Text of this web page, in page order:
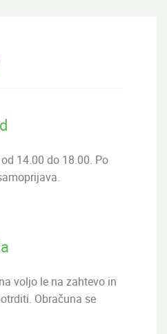
14.00 do 18.00. Po
voljo le na zahtevo in
Obračuna se